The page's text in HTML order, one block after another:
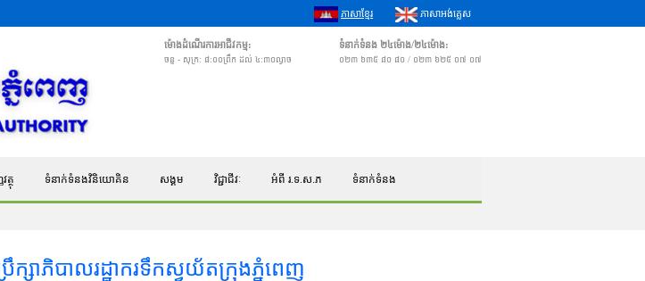
ភាសាខ្មែរ ភាសាអង់គ្លេស
ម៉ោងដំណើរការអាជីវកម្ម:
ចន្ទ - សុក្រ: ៨:០០ព្រឹក ដល់ ៤:៣០ល្ងាច
ទំនាក់ទំនង ២៤ម៉ោង/២៤ម៉ោង:
០២៣ ៦៣៥ ៨០ ៨០ / ០២៣ ៦២៥ ០៧ ០៧
ត្ថុ ទំនាក់ទំនងវិនិយោគិន សង្គម វិជ្ជាជីវៈ អំពី រ.ទ.ស.ភ ទំនាក់ទំនង
ក្សាភិបាលរដ្ឋាករទឹកស្វយ័តក្រុងភ្នំពេញ